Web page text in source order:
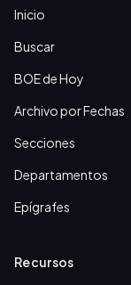
Inicio
Buscar
BOE de Hoy
Archivo por Fechas
Secciones
Departamentos
Epígrafes
Recursos